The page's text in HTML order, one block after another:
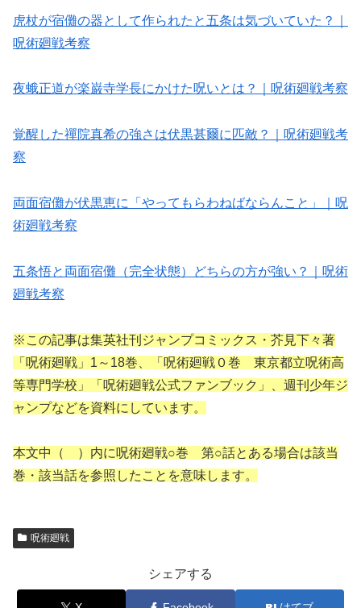
虎杖が宿儺の器として作られたと五条は気づいていた？｜
呪術廻戦考察
夜蛾正道が楽巌寺学長にかけた呪いとは？｜呪術廻戦考察
覚醒した禪院真希の強さは伏黒甚爾に匹敵？｜呪術廻戦考
察
両面宿儺が伏黒恵に「やってもらわねばならんこと」｜呪
術廻戦考察
五条悟と両面宿儺（完全状態）どちらの方が強い？｜呪術
廻戦考察
※この記事は集英社刊ジャンプコミックス・芥見下々著
「呪術廻戦」1～18巻、「呪術廻戦０巻 東京都立呪術高
等専門学校」「呪術廻戦公式ファンブック」、週刊少年ジ
ャンプなどを資料にしています。
本文中（ ）内に呪術廻戦○巻 第○話とある場合は該当
巻・該当話を参照したことを意味します。
呪術廻戦
シェアする